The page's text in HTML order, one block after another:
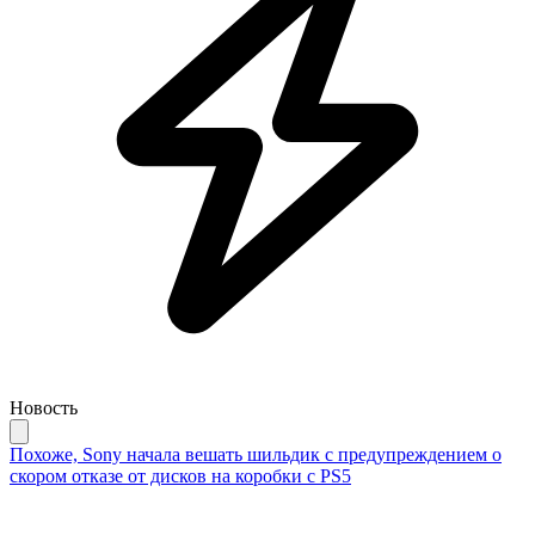
Новость
Похоже, Sony начала вешать шильдик с предупреждением о
скором отказе от дисков на коробки с PS5